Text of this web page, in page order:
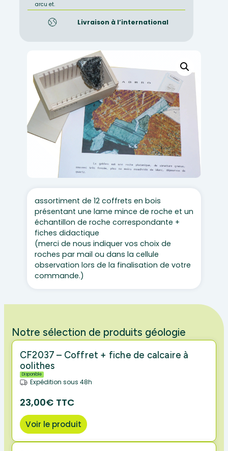
arcu et.
Livraison à l’international
assortiment de 12 coffrets en bois
présentant une lame mince de roche et un
échantillon de roche correspondante +
fiches didactique
(merci de nous indiquer vos choix de
roches par mail ou dans la cellule
observation lors de la finalisation de votre
commande.)
Notre sélection de produits géologie
CF2037 – Coffret + fiche de calcaire à
oolithes
Disponible
Expédition sous 48h
23,00€ TTC
Voir le produit